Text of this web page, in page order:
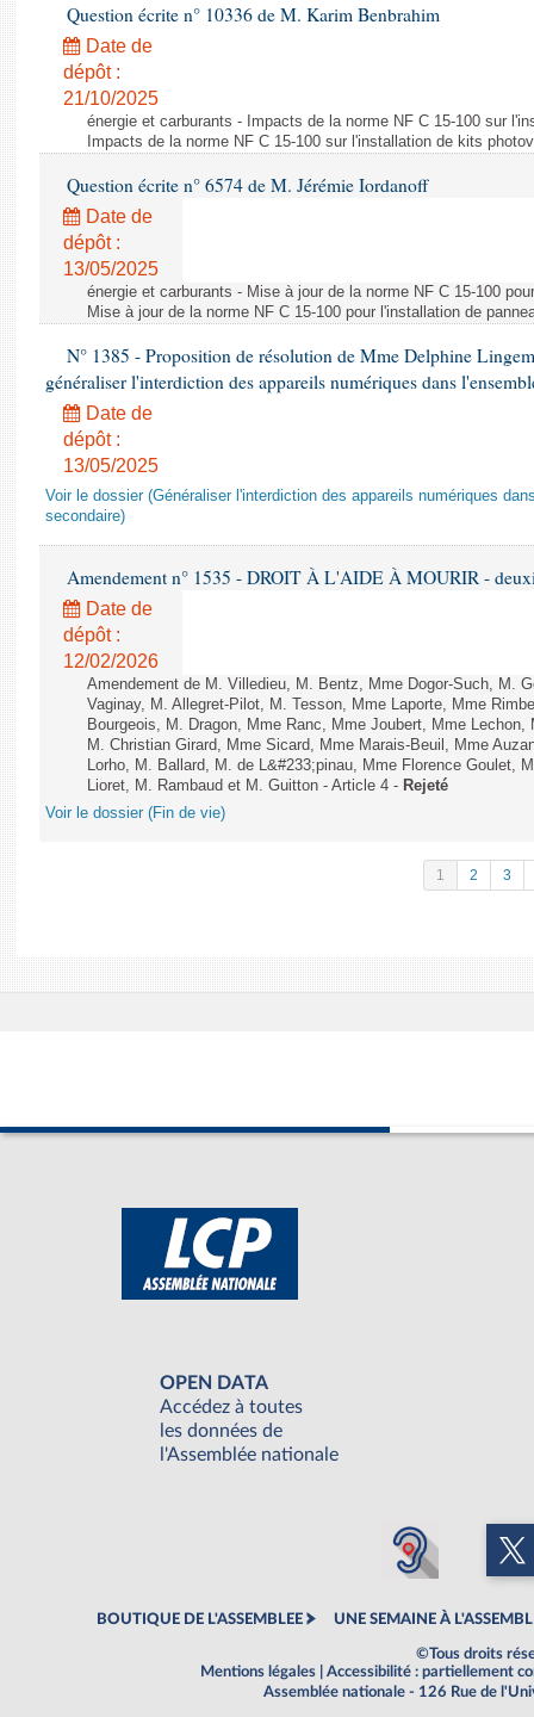
Question écrite n° 10336 de M. Karim Benbrahim
Date de
dépôt :
21/10/2025
énergie et carburants - Impacts de la norme NF C 15-100 sur
Impacts de la norme NF C 15-100 sur l'installation de kits
Question écrite n° 6574 de M. Jérémie Iordanoff
Date de
dépôt :
13/05/2025
énergie et carburants - Mise à jour de la norme NF C 15-100
Mise à jour de la norme NF C 15-100 pour l'installation de
N° 1385 - Proposition de résolution de Mme Delphine
généraliser l'interdiction des appareils numériques dans
Date de
dépôt :
13/05/2025
Voir le dossier (Généraliser l'interdiction des appareils numériques
secondaire)
Amendement n° 1535 - DROIT À L'AIDE À MOURIR -
Date de
dépôt :
12/02/2026
Amendement de M. Villedieu, M. Bentz, Mme Dogor-Such, M.
Vaginay, M. Allegret-Pilot, M. Tesson, Mme Laporte, Mme
Bourgeois, M. Dragon, Mme Ranc, Mme Joubert, Mme
M. Christian Girard, Mme Sicard, Mme Marais-Beuil, Mme
Lorho, M. Ballard, M. de L&#233;pinau, Mme Florence Goulet,
Lioret, M. Rambaud et M. Guitton - Article 4 - Rejeté
Voir le dossier (Fin de vie)
1 2 3
OPEN DATA
Accédez à toutes
les données de
l'Assemblée nationale
BOUTIQUE DE L'ASSEMBLEE UNE SEMAINE À
©Tous droits
Mentions légales
Accessibilité : partiellement
Assemblée nationale - 126 Rue de